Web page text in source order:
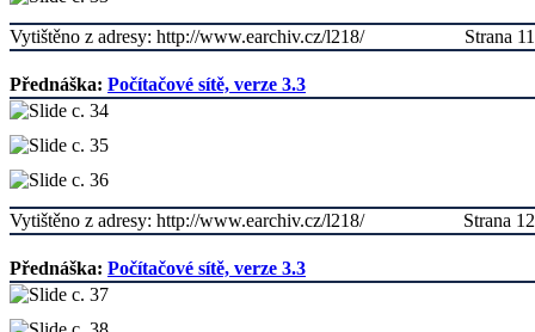
Strana 11
Vytištěno z adresy: http://www.earchiv.cz/l218/
Přednáška: Počítačové sítě, verze 3.3
Strana 12
Vytištěno z adresy: http://www.earchiv.cz/l218/
Přednáška: Počítačové sítě, verze 3.3